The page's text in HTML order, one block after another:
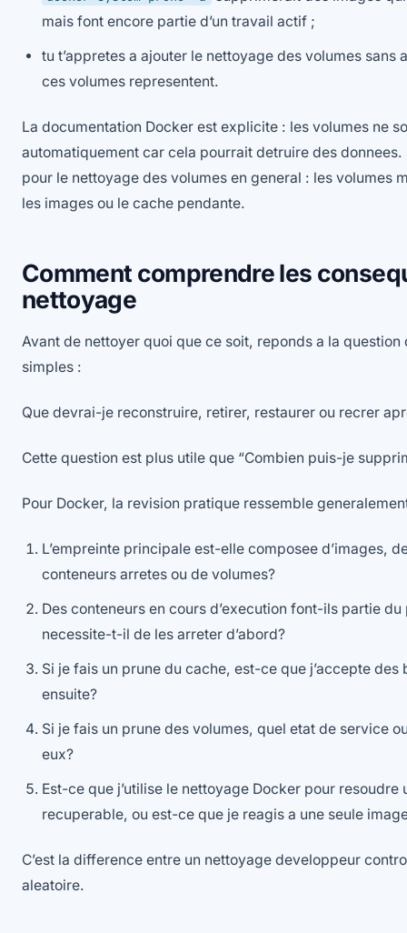
mais font encore partie d’un travail actif ;
tu t’appretes a ajouter le nettoyage des volumes sans
ces volumes representent.
La documentation Docker est explicite : les volumes ne
automatiquement car cela pourrait detruire des donnees.
pour le nettoyage des volumes en general : les volumes
les images ou le cache pendante.
Comment comprendre les
nettoyage
Avant de nettoyer quoi que ce soit, reponds a la
simples :
Que devrai-je reconstruire, retirer, restaurer ou recrer
Cette question est plus utile que “Combien puis-je
Pour Docker, la revision pratique ressemble
L’empreinte principale est-elle composee d’images,
conteneurs arretes ou de volumes?
Des conteneurs en cours d’execution font-ils partie
necessite-t-il de les arreter d’abord?
Si je fais un prune du cache, est-ce que j’accepte
ensuite?
Si je fais un prune des volumes, quel etat de service
eux?
Est-ce que j’utilise le nettoyage Docker pour resoudre
recuperable, ou est-ce que je reagis a une seule
C’est la difference entre un nettoyage developpeur
aleatoire.